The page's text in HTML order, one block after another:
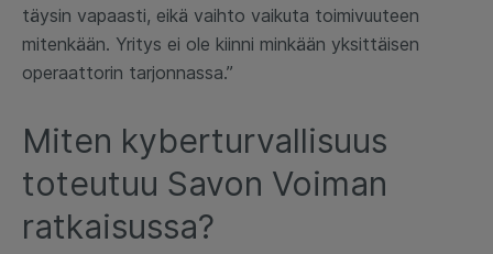
täysin vapaasti, eikä vaihto vaikuta toimivuuteen
mitenkään. Yritys ei ole kiinni minkään yksittäisen
operaattorin tarjonnassa.”
Miten kyberturvallisuus
toteutuu Savon Voiman
ratkaisussa?